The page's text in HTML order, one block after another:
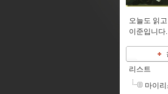
오늘도 읽
이준입니다.
리스트
마이